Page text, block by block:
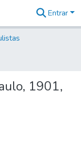
Entrar
1901,